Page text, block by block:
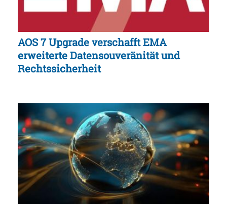
AOS 7 Upgrade verschafft EMA
erweiterte Datensouveränität und
Rechtssicherheit